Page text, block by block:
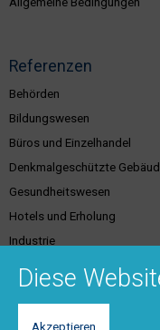
Referenzen
Behörden
Bildungswesen
Büros und Einzelhandel
Denkmalgeschützte
Gesundheitswesen
Hotels und Erholung
Industrie
Diese
Akzeptieren